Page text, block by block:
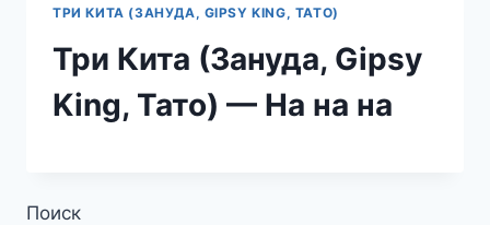
ТРИ КИТА (ЗАНУДА, GIPSY KING, ТАТО)
Три Кита (Зануда, Gipsy
King, Тато) — На на на
Поиск